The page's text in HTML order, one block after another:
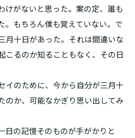
けがないと思った。案の定、誰も
。もちろん僕も覚えていない。で
月十日があった。それは間違いな
こるのか知ることもなく、その日
イのために、今から自分が三月十
のか、可能なかぎり思い出してみ
日の記憶そのものが手がかりと